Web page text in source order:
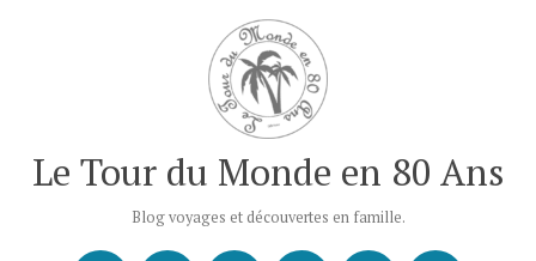
Le Tour du Monde en 80 Ans
Blog voyages et découvertes en famille.